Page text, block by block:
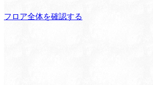
フロア全体を確認する